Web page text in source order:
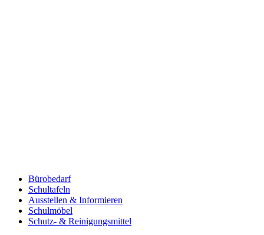
Bürobedarf
Schultafeln
Ausstellen & Informieren
Schulmöbel
Schutz- & Reinigungsmittel